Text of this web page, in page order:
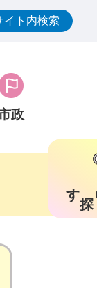
イト内検索
政
す